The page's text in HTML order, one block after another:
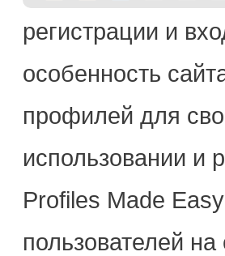
регистрации и
особенность
профилей для
использовании и
Profiles Made
пользователей